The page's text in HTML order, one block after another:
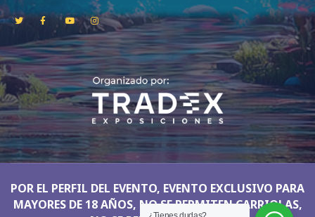
POR EL PERFIL DEL EVENTO, EVENTO EXCLUSIVO PARA
MAYORES DE 18 AÑOS, NO SE PERMITEN CARRIOLAS,